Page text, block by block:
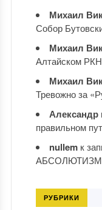
Михаил
Собор
Михаил
Алтайском
Михаил
Тревожно за
Александр
правильном
nullemк
АБСОЛЮТИЗМ
РУБРИКИ